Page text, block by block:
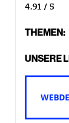
4.91 / 5
THEMEN:
UNSERE